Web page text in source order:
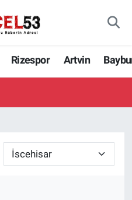
Rizespor Artvin